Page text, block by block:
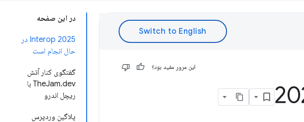
در این صفحه
Interop 2025 در
حال انجام است
گفتگوی کنار آتش
TheJam.dev با
ریچل اندرو
پلاگین وردپرس
این مرور مفید بود؟